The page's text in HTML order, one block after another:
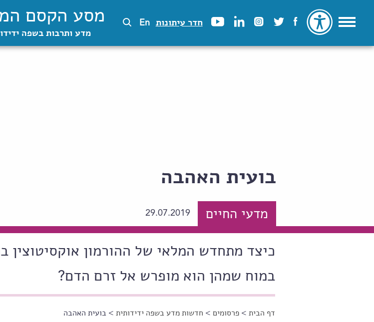
חדר עיתונות En מסע הקסם
מדע ותרבות בשפה
בועית האהבה
מדעי החיים 29.07.2019
כיצד מתחדש המלאי של ההורמון אוקסיטוצין
במוח שמהן הוא מופרש אל זרם הדם?
הינך נמצא כאן
דף הבית >פרסומים > חדשות מדע בשפה ידידותית > בועית האהבה